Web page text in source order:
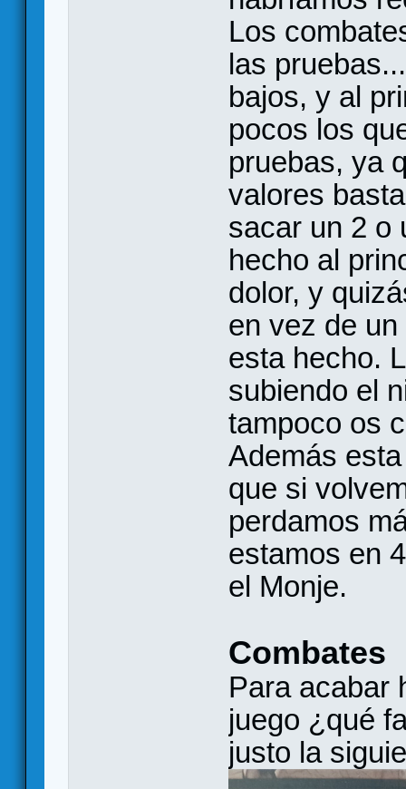
Los
las
bajos, y al
pocos los
pruebas, ya
valores
sacar un 2 o
hecho al
dolor, y
en vez de
esta hecho.
subiendo el
tampoco os
Además
que si
perdamos
estamos en
el Monje.
Combates
Para acabar
juego ¿qué
justo la